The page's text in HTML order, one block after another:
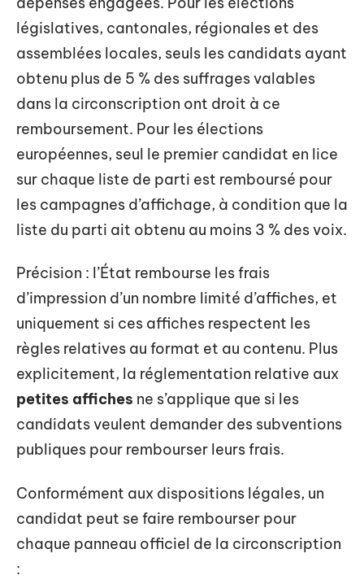
législatives, cantonales, régionales et des
assemblées locales, seuls les candidats ayant
obtenu plus de 5 % des suffrages valables
dans la circonscription ont droit à ce
remboursement. Pour les élections
européennes, seul le premier candidat en lice
sur chaque liste de parti est remboursé pour
les campagnes d’affichage, à condition que la
liste du parti ait obtenu au moins 3 % des voix.
Précision : l’État rembourse les frais
d’impression d’un nombre limité d’affiches, et
uniquement si ces affiches respectent les
règles relatives au format et au contenu. Plus
explicitement, la réglementation relative aux
petites affiches ne s’applique que si les
candidats veulent demander des subventions
publiques pour rembourser leurs frais.
Conformément aux dispositions légales, un
candidat peut se faire rembourser pour
chaque panneau officiel de la circonscription
: